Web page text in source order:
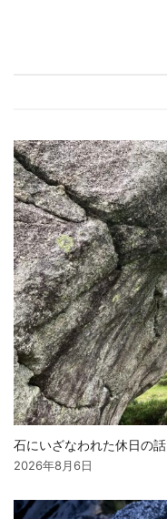
ン
石にいざなわれた休日の話
2026年8月6日